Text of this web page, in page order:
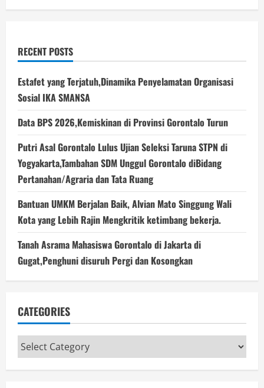
Tunaikan
RECENT POSTS
Estafet yang Terjatuh,Dinamika Penyelamatan Organisasi
Sosial IKA SMANSA
Data BPS 2026,Kemiskinan di Provinsi Gorontalo Turun
Putri Asal Gorontalo Lulus Ujian Seleksi Taruna STPN di
Yogyakarta,Tambahan SDM Unggul Gorontalo diBidang
Pertanahan/Agraria dan Tata Ruang
Bantuan UMKM Berjalan Baik, Alvian Mato Singgung Wali
Kota yang Lebih Rajin Mengkritik ketimbang bekerja.
Tanah Asrama Mahasiswa Gorontalo di Jakarta di
Gugat,Penghuni disuruh Pergi dan Kosongkan
CATEGORIES
Categories